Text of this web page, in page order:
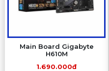
Main Board Gigabyte
H610M
1.690.000đ